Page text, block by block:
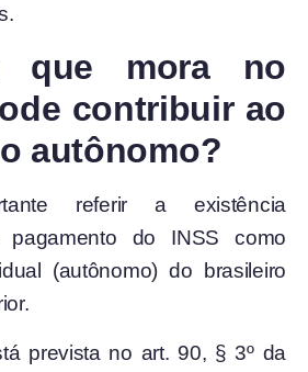
que mora no
contribuir ao
autônomo?
referir a existência
do INSS como
(autônomo) do brasileiro
prevista no art. 90, § 3º da